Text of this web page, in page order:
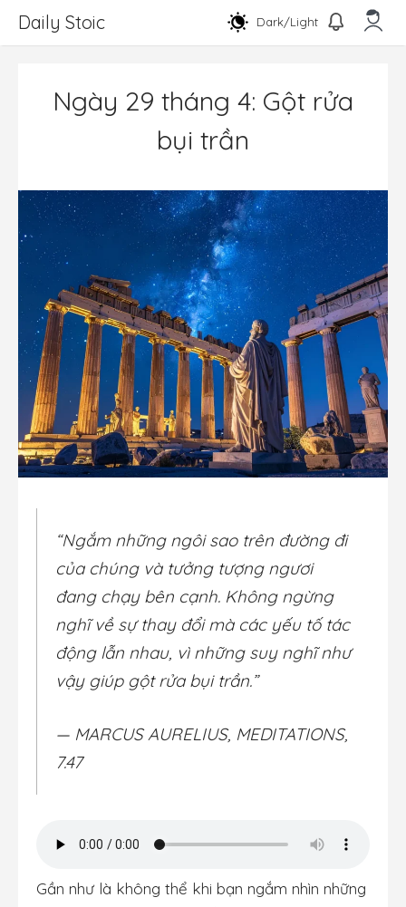
đến
Daily Stoic Dark/Light
Ngày 29 tháng 4: Gột rửa
bụi trần
“Ngắm những ngôi sao trên đường đi
của chúng và tưởng tượng ngươi
đang chạy bên cạnh. Không ngừng
nghĩ về sự thay đổi mà các yếu tố tác
động lẫn nhau, vì những suy nghĩ như
vậy giúp gột rửa bụi trần.”
— MARCUS AURELIUS, MEDITATIONS,
7.47
Gần như là không thể khi bạn ngắm nhìn những